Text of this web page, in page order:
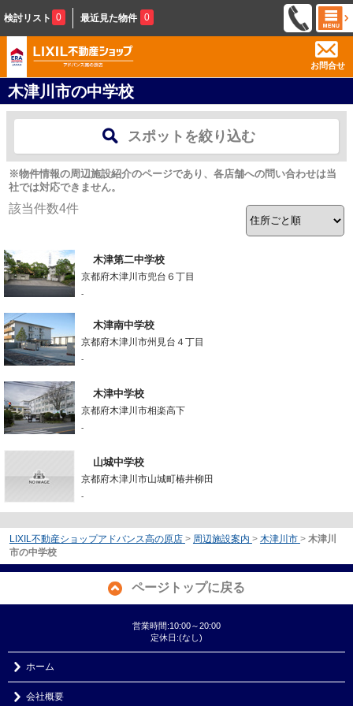
検討リスト 0 最近見た物件 0
お問合せ
木津川市の中学校
スポットを絞り込む
※物件情報の周辺施設紹介のページであり、各店舗への問い合わせは当
社では対応できません。
該当件数4件
木津第二中学校
京都府木津川市兜台６丁目
-
木津南中学校
京都府木津川市州見台４丁目
-
木津中学校
京都府木津川市相楽高下
-
山城中学校
京都府木津川市山城町椿井柳田
-
LIXIL不動産ショップアドバンス高の原店 > 周辺施設案内 > 木津川市 > 木津川
市の中学校
ページトップに戻る
営業時間:10:00～20:00
定休日:(なし)
ホーム
会社概要